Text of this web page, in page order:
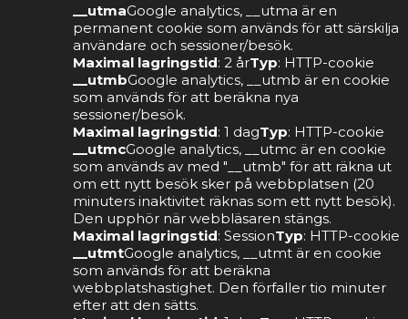
__utmaGoogle analytics, __utma är en
permanent cookie som används för att särskilja
användare och sessioner/besök.
Maximal lagringstid: 2 årTyp: HTTP-cookie
__utmbGoogle analytics, __utmb är en cookie
som används för att beräkna nya
sessioner/besök.
Maximal lagringstid: 1 dagTyp: HTTP-cookie
__utmcGoogle analytics, __utmc är en cookie
som används av med "__utmb" för att räkna ut
om ett nytt besök sker på webbplatsen (20
minuters inaktivitet räknas som ett nytt besök).
Den upphör när webbläsaren stängs.
Maximal lagringstid: SessionTyp: HTTP-cookie
__utmtGoogle analytics, __utmt är en cookie
som används för att beräkna
webbplatshastighet. Den förfaller tio minuter
efter att den sätts.